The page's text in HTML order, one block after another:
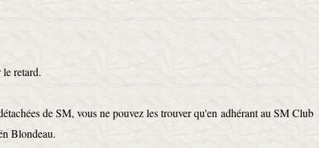
le retard.
de SM, vous ne pouvez les trouver qu'en adhérant au SM Club
Blondeau.